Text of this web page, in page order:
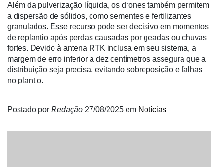
Software
Empresarial
Tecnologia
para
Recursos
Hídricos
Liberali
Netrin
Além da pulverização líquida, os drones também permitem
a dispersão de sólidos, como sementes e fertilizantes
granulados. Esse recurso pode ser decisivo em momentos
de replantio após perdas causadas por geadas ou chuvas
fortes. Devido à antena RTK inclusa em seu sistema, a
margem de erro inferior a dez centímetros assegura que a
distribuição seja precisa, evitando sobreposição e falhas
no plantio.
Postado por Redação 27/08/2025 em Notícias